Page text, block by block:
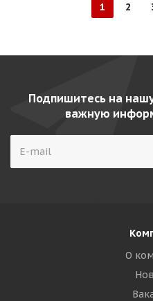
1 2
Подпишитесь на
важную
О